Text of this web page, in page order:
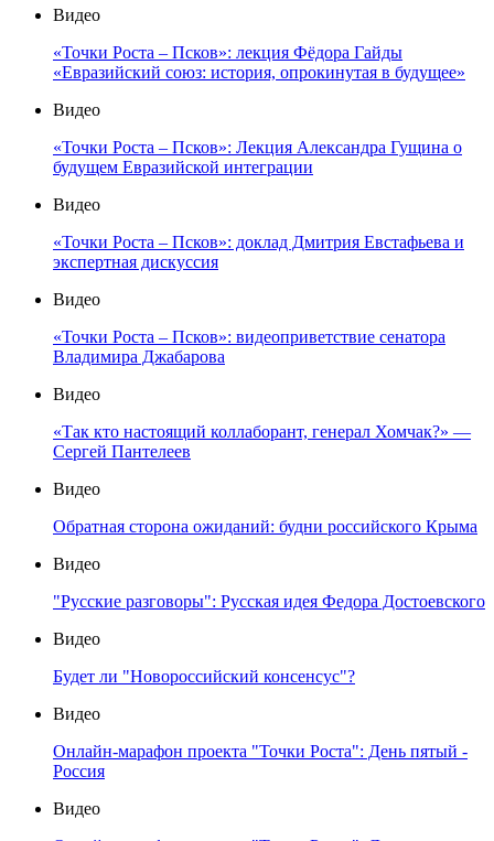
Видео
«Точки Роста – Псков»: лекция Фёдора Гайды
«Евразийский союз: история, опрокинутая в будущее»
Видео
«Точки Роста – Псков»: Лекция Александра Гущина о
будущем Евразийской интеграции
Видео
«Точки Роста – Псков»: доклад Дмитрия Евстафьева и
экспертная дискуссия
Видео
«Точки Роста – Псков»: видеоприветствие сенатора
Владимира Джабарова
Видео
«Так кто настоящий коллаборант, генерал Хомчак?» —
Сергей Пантелеев
Видео
Обратная сторона ожиданий: будни российского Крыма
Видео
"Русские разговоры": Русская идея Федора Достоевского
Видео
Будет ли "Новороссийский консенсус"?
Видео
Онлайн-марафон проекта "Точки Роста": День пятый -
Россия
Видео